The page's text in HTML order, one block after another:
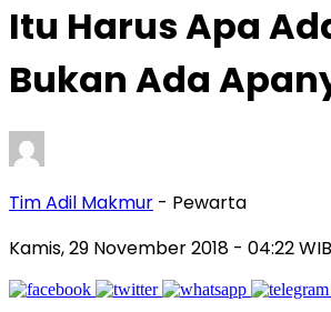
Itu Harus Apa
Bukan Ada
Tim Adil Makmur - Pewarta
Kamis, 29 November 2018 - 04:22 WIB